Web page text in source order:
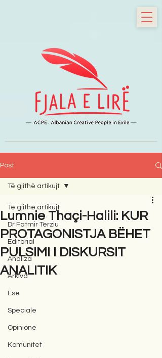
Post
Të gjithë artikujt
Dr Fatmir Terziu
Editorial
Analiza
Arkiva
Ese
Speciale
Opinione
Komunitet
Të gjithë artikujt
Lumnie Thaçi-Halili: KUR
PROTAGONISTJA BËHET
PULSIMI I DISKURSIT
ANALITIK